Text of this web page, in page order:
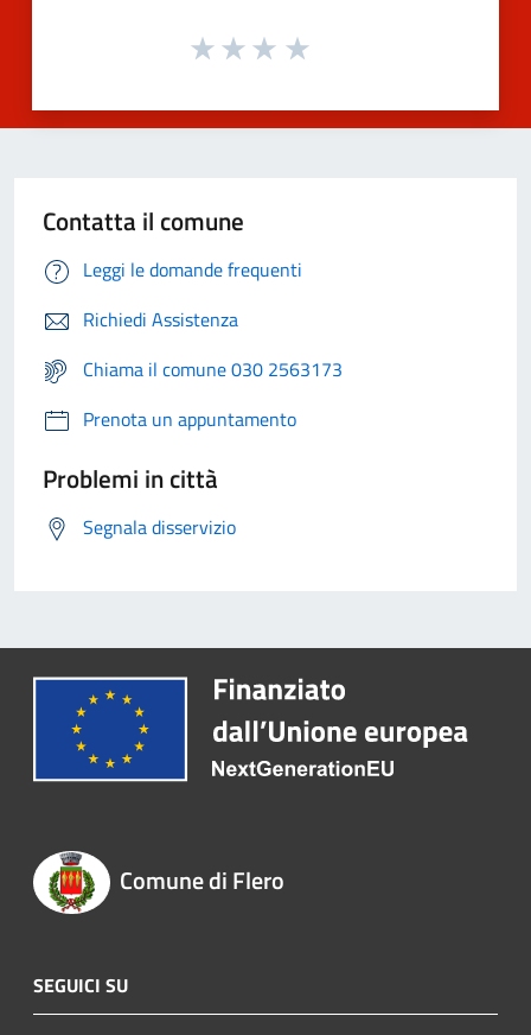
Contatta il comune
Leggi le domande frequenti
Richiedi Assistenza
Chiama il comune 030 2563173
Prenota un appuntamento
Problemi in città
Segnala disservizio
Comune di Flero
SEGUICI SU